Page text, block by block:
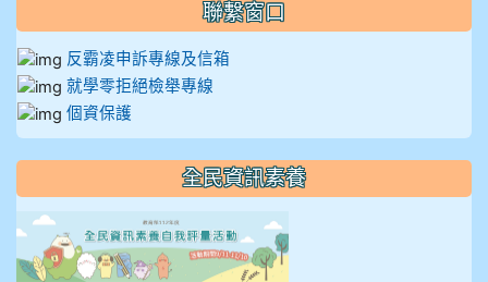
聯繫窗口
反霸凌申訴專線及信箱
就學零拒絕檢舉專線
個資保護
全民資訊素養